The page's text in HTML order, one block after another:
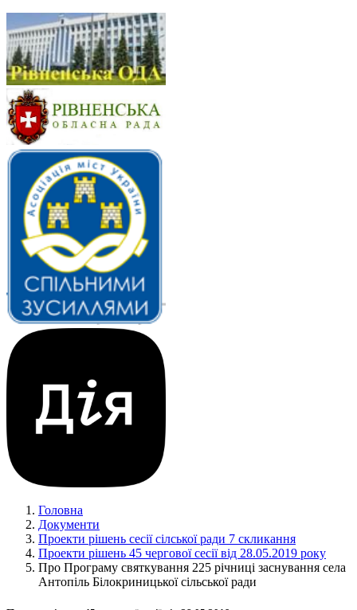
Головна
Документи
Проекти рішень сесії сілської ради 7 скликання
Проекти рішень 45 чергової сесії від 28.05.2019 року
Про Програму святкування 225 річниці заснування села
Антопіль Білокриницької сільської ради